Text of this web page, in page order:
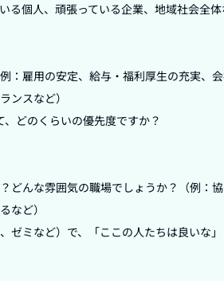
個人、頑張っている企業、地域社会全体
：雇用の安定、給与・福利厚生の充実、
ンスなど）
どのくらいの優先度ですか？
どんな雰囲気の職場でしょうか？（例：
など）
ゼミなど）で、「ここの人たちは良いな